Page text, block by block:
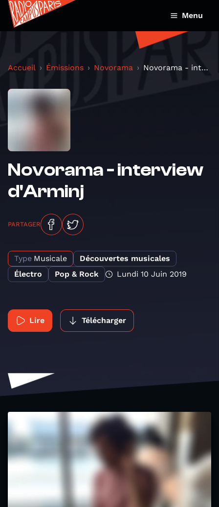
Menu
Accueil Émissions Novorama Novorama - interview d'Arminj
Novorama - interview
d'Arminj
PARTAGER
Type Musicale
Découvertes musicales
Électro
Pop & Rock Lundi 10 Juin 2019
Lire Télécharger